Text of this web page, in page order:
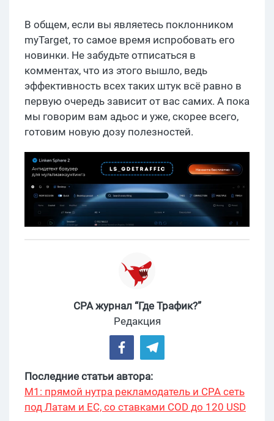
В общем, если вы являетесь поклонником
myTarget, то самое время испробовать его
новинки. Не забудьте отписаться в
комментах, что из этого вышло, ведь
эффективность всех таких штук всё равно в
первую очередь зависит от вас самих. А пока
мы говорим вам адьос и уже, скорее всего,
готовим новую дозу полезностей.
CPA журнал “Где Трафик?”
Редакция
Последние статьи автора:
М1: прямой нутра рекламодатель и CPA сеть
под Латам и ЕС, со ставками COD до 120 USD